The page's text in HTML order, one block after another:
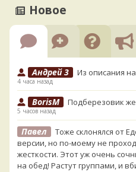
Новое
Андрей 3 Из описания
4 часа назад
BorisM Подберезовик
5 часов назад
Павел Тоже склонялся от
версии, но по-моему не
жесткости. Этот уж очень
на обед! Растут группами, и